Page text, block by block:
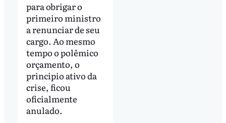
para obrigar o
primeiro ministro
a renunciar de seu
cargo. Ao mesmo
tempo o polêmico
orçamento, o
principio ativo da
crise, ficou
oficialmente
anulado.